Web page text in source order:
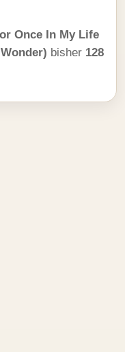
Once In My Life
bisher 128